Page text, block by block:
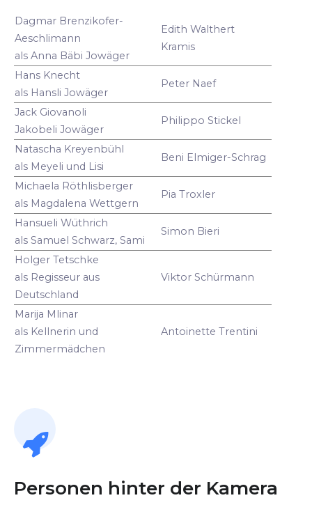
Dagmar Brenzikofer-
Aeschlimann
als Anna Bäbi Jowäger
Edith Walthert
Kramis
Hans Knecht
als Hansli Jowäger
Peter Naef
Jack Giovanoli
Jakobeli Jowäger
Philippo Stickel
Natascha Kreyenbühl
als Meyeli und Lisi
Beni Elmiger-Schrag
Michaela Röthlisberger
als Magdalena Wettgern
Pia Troxler
Hansueli Wüthrich
als Samuel Schwarz, Sami
Simon Bieri
Holger Tetschke
als Regisseur aus
Deutschland
Viktor Schürmann
Marija Mlinar
als Kellnerin und
Zimmermädchen
Antoinette Trentini
Personen hinter der Kamera